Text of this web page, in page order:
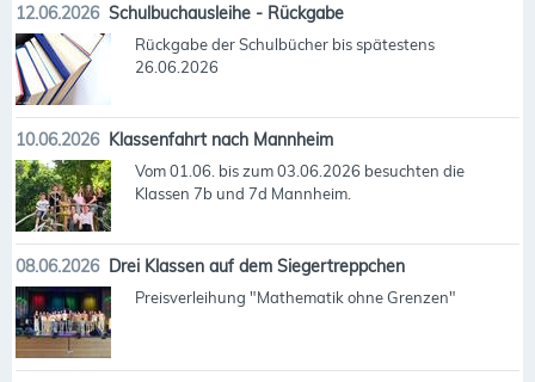
12.06.2026 Schulbuchausleihe - Rückgabe
Rückgabe der Schulbücher bis spätestens
26.06.2026
10.06.2026 Klassenfahrt nach Mannheim
Vom 01.06. bis zum 03.06.2026 besuchten die
Klassen 7b und 7d Mannheim.
08.06.2026 Drei Klassen auf dem Siegertreppchen
Preisverleihung "Mathematik ohne Grenzen"